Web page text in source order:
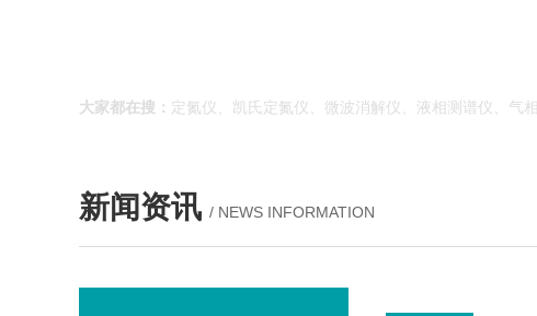
大家都在搜： 定氮仪、凯氏定氮仪、微波消解仪、液相测谱仪、气
新闻资讯 / NEWS INFORMATION